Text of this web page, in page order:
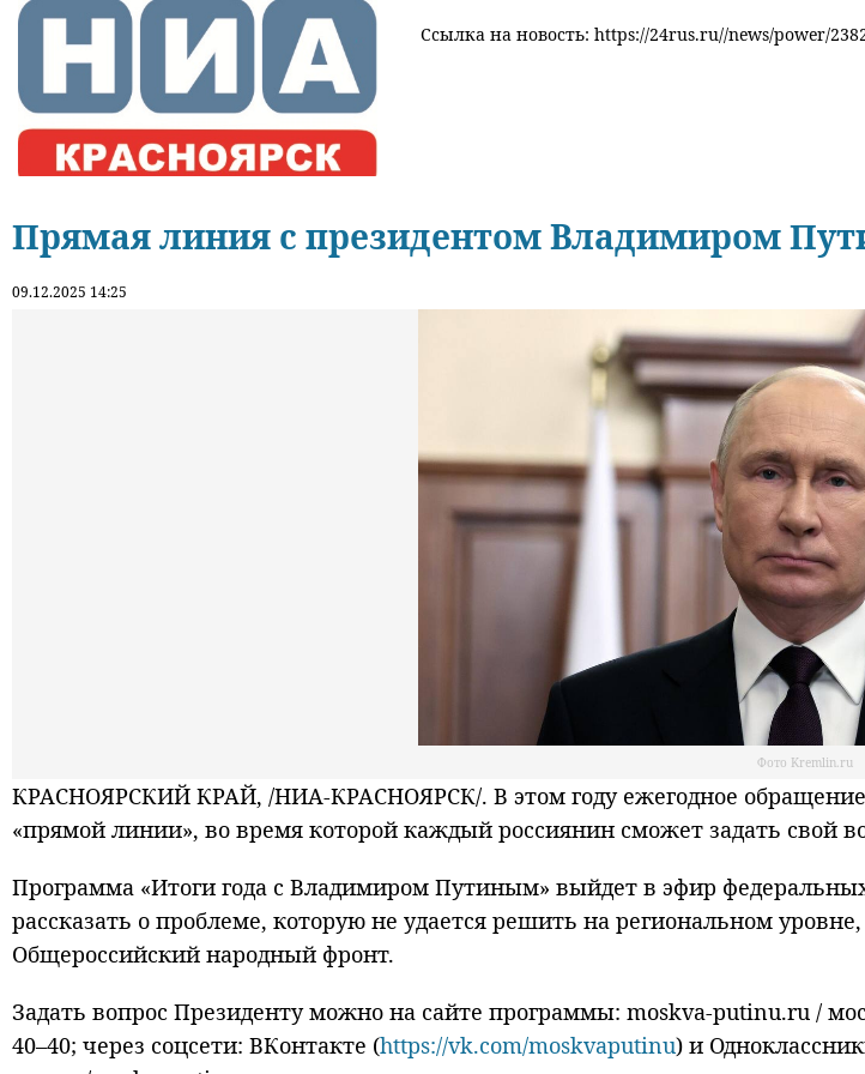
Ссылка на новость: https://24rus.ru//news/power/
Прямая линия с президентом Владимиром
09.12.2025 14:25
Фото Kremlin.ru
КРАСНОЯРСКИЙ КРАЙ, /НИА-КРАСНОЯРСК/. В этом году ежегодное обращение
«прямой линии», во время которой каждый россиянин сможет задать свой
Программа «Итоги года с Владимиром Путиным» выйдет в эфир
рассказать о проблеме, которую не удается решить на региональном
Общероссийский народный фронт.
Задать вопрос Президенту можно на сайте программы: moskva-putinu.ru /
40–40; через соцсети: ВКонтакте (https://vk.com/moskvaputinu) и